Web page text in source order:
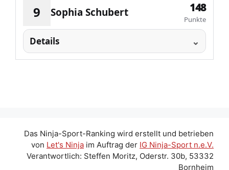
9 Sophia Schubert 148
Punkte
Details
Das Ninja-Sport-Ranking wird erstellt und betrieben
von Let's Ninja im Auftrag der IG Ninja-Sport n.e.V.
Verantwortlich: Steffen Moritz, Oderstr. 30b, 53332
Bornheim